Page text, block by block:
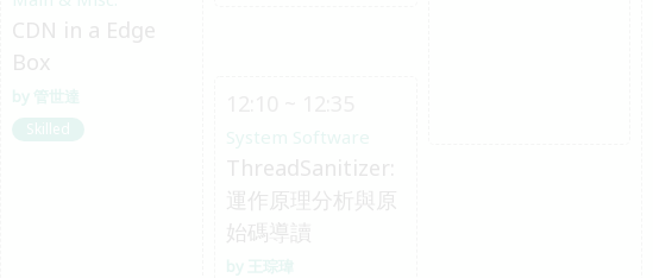
CDN in a Edge
Box
管世達
Skilled System Software
ThreadSanitizer:
運作原理分析與原
始碼導讀
王琮瑋